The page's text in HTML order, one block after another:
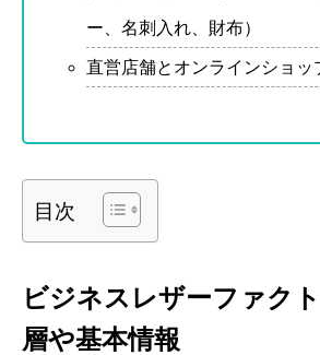
ー、名刺入れ、財布）
直営店舗とオンラインショッ
目次
ビジネスレザーファク
層や基本情報